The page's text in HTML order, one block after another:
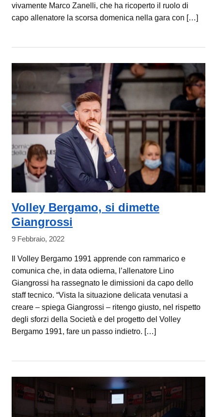
vivamente Marco Zanelli, che ha ricoperto il ruolo di
capo allenatore la scorsa domenica nella gara con […]
Volley Bergamo, si dimette
Giangrossi
9 Febbraio, 2022
Il Volley Bergamo 1991 apprende con rammarico e
comunica che, in data odierna, l’allenatore Lino
Giangrossi ha rassegnato le dimissioni da capo dello
staff tecnico. “Vista la situazione delicata venutasi a
creare – spiega Giangrossi – ritengo giusto, nel rispetto
degli sforzi della Società e del progetto del Volley
Bergamo 1991, fare un passo indietro. […]